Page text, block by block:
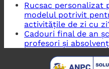
Rucsac personalizat
modelul potrivit
activitățile de zi cu
Cadouri final de an
profesori și